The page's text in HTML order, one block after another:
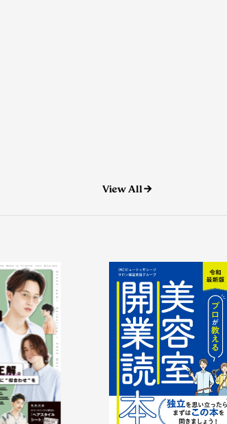
View All